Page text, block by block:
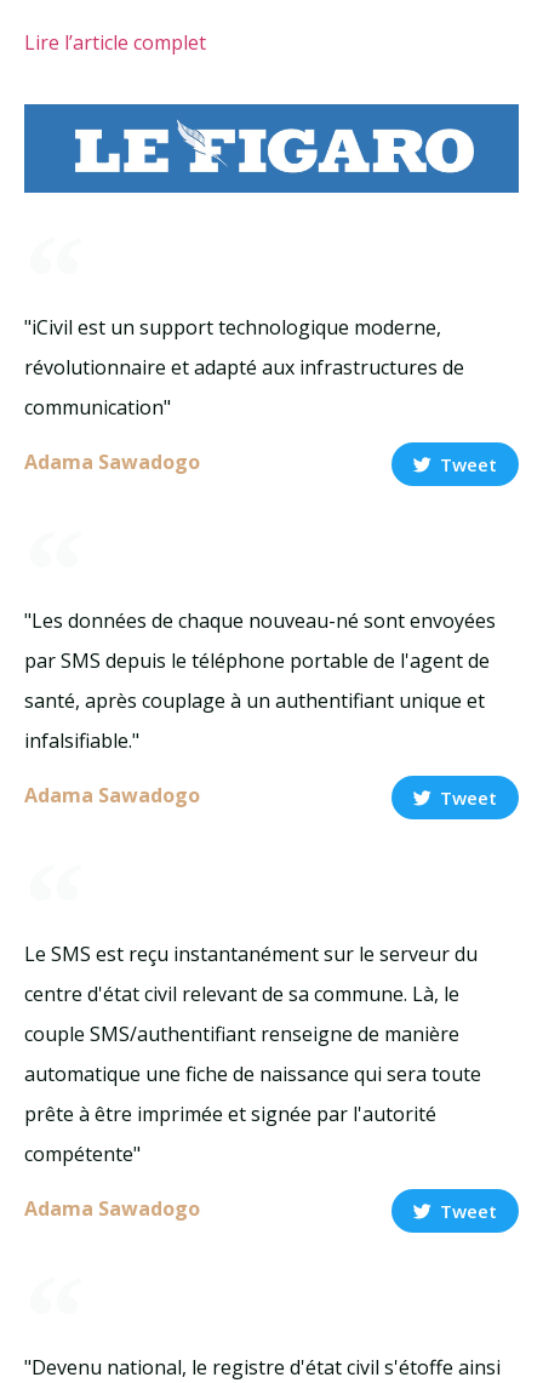
Lire l’article complet
"iCivil est un support technologique moderne,
révolutionnaire et adapté aux infrastructures de
communication"
Adama Sawadogo Tweet
"Les données de chaque nouveau-né sont envoyées
par SMS depuis le téléphone portable de l'agent de
santé, après couplage à un authentifiant unique et
infalsifiable."
Adama Sawadogo Tweet
Le SMS est reçu instantanément sur le serveur du
centre d'état civil relevant de sa commune. Là, le
couple SMS/authentifiant renseigne de manière
automatique une fiche de naissance qui sera toute
prête à être imprimée et signée par l'autorité
compétente"
Adama Sawadogo Tweet
"Devenu national, le registre d'état civil s'étoffe ainsi